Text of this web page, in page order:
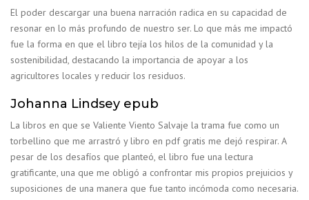
El poder descargar una buena narración radica en su capacidad de
resonar en lo más profundo de nuestro ser. Lo que más me impactó
fue la forma en que el libro tejía los hilos de la comunidad y la
sostenibilidad, destacando la importancia de apoyar a los
agricultores locales y reducir los residuos.
Johanna Lindsey epub
La libros en que se Valiente Viento Salvaje la trama fue como un
torbellino que me arrastró y libro en pdf gratis me dejó respirar. A
pesar de los desafíos que planteó, el libro fue una lectura
gratificante, una que me obligó a confrontar mis propios prejuicios y
suposiciones de una manera que fue tanto incómoda como necesaria.